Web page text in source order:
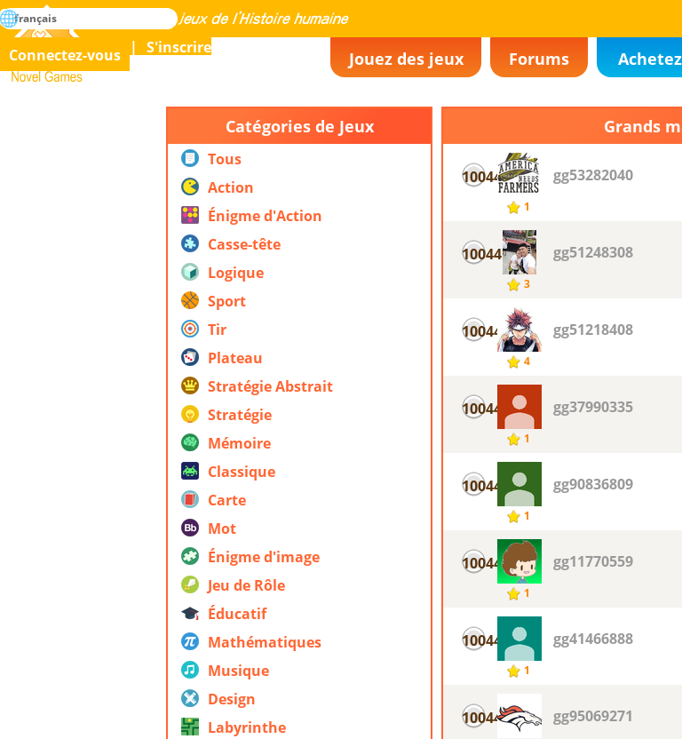
Novel Games
La maîtrise de tous les jeux de l’histoire humaine
rechercher
Jouez des jeux Forums
Connectez-vous S'inscrire
français
Catégories de Jeux
Tous
Action
Énigme d'Action
Casse-tête
Logique
Sport
Tir
Plateau
Stratégie Abstrait
Stratégie
Mémoire
Classique
Carte
Mot
Énigme d'image
Jeu de Rôle
Éducatif
Mathématiques
Musique
Design
Labyrinthe
Grands
10044
1
gg53282040
10044
3
gg51248308
10044
4
gg51218408
10044
1
gg37990335
10044
1
gg90836809
10044
1
gg11770559
10044
1
gg41466888
10044 gg95069271